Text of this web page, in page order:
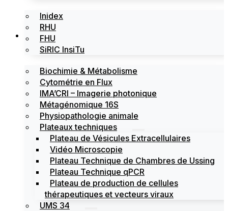
Inidex
RHU
FHU
SiRIC InsiTu
Les plateformes
Biochimie & Métabolisme
Cytométrie en Flux
IMA’CRI – Imagerie photonique
Métagénomique 16S
Physiopathologie animale
Plateaux techniques
Plateau de Vésicules Extracellulaires
Vidéo Microscopie
Plateau Technique de Chambres de Ussing
Plateau Technique qPCR
Plateau de production de cellules
thérapeutiques et vecteurs viraux
UMS 34